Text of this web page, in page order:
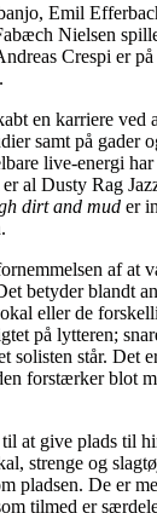
Emil
Nielsen
Crespi er
en karriere
samt på gader
live-energi
al Dusty Rag
dirt and mud er
af at
betyder blandt
eller de
på lytteren;
solisten står. Det
forstærker blot
at give plads til
strenge og
pladsen. De er
tilmed er